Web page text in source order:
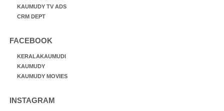
KAUMUDY TV ADS
CRM DEPT
FACEBOOK
KERALAKAUMUDI
KAUMUDY
KAUMUDY MOVIES
INSTAGRAM